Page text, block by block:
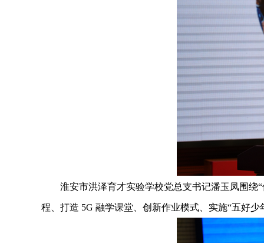
淮安市洪泽育才实验学校党总支书记潘玉凤围绕“
程、打造 5G 融学课堂、创新作业模式、实施“五好